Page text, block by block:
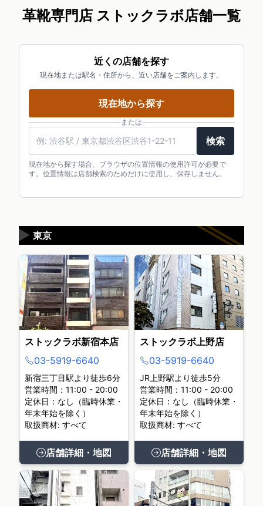
革靴専門店 ストックラボ店舗一覧
近くの店舗を探す
現在地または駅名・住所から、近い店舗をご案内します。
現在地から探す
または
検索
現在地から探す場合、ブラウザの位置情報の使用許可が必要で
す。位置情報は店舗検索のためだけに使用し、保存しません。
東京
▶
ストックラボ新宿本店
03-5919-6640
新宿三丁目駅より徒歩6分
営業時間：11:00 - 20:00
定休日：なし（臨時休業・
年末年始を除く）
取扱商材: すべて
店舗詳細・地図
ストックラボ上野店
03-5919-6640
JR上野駅より徒歩5分
営業時間：11:00 - 20:00
定休日：なし（臨時休業・
年末年始を除く）
取扱商材: すべて
店舗詳細・地図